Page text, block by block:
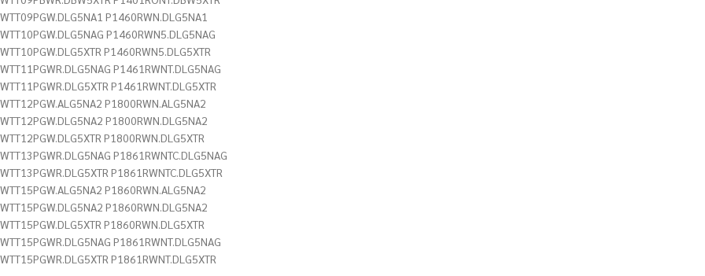
WTT09PGW.DLG5NA1 P1460RWN.DLG5NA1
WTT10PGW.DLG5NAG P1460RWN5.DLG5NAG
WTT10PGW.DLG5XTR P1460RWN5.DLG5XTR
WTT11PGWR.DLG5NAG P1461RWNT.DLG5NAG
WTT11PGWR.DLG5XTR P1461RWNT.DLG5XTR
WTT12PGW.ALG5NA2 P1800RWN.ALG5NA2
WTT12PGW.DLG5NA2 P1800RWN.DLG5NA2
WTT12PGW.DLG5XTR P1800RWN.DLG5XTR
WTT13PGWR.DLG5NAG P1861RWNTC.DLG5NAG
WTT13PGWR.DLG5XTR P1861RWNTC.DLG5XTR
WTT15PGW.ALG5NA2 P1860RWN.ALG5NA2
WTT15PGW.DLG5NA2 P1860RWN.DLG5NA2
WTT15PGW.DLG5XTR P1860RWN.DLG5XTR
WTT15PGWR.DLG5NAG P1861RWNT.DLG5NAG
WTT15PGWR.DLG5XTR P1861RWNT.DLG5XTR